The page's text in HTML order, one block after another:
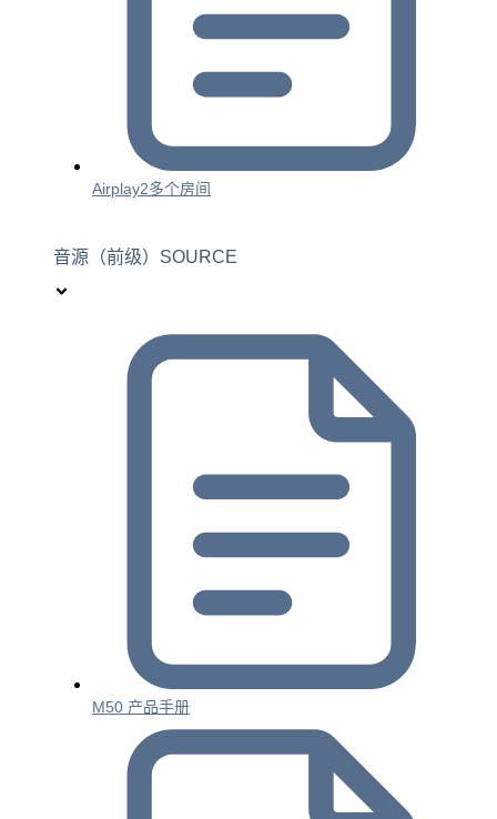
Airplay2多个房间
音源（前级）SOURCE
M50 产品手册